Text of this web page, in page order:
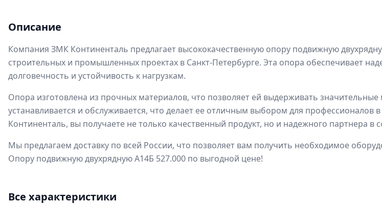
Описание
Компания ЗМК Континенталь предлагает высококачественную опору подвижную
строительных и промышленных проектах в Санкт-Петербурге. Эта опора обеспечивает
долговечность и устойчивость к нагрузкам.
Опора изготовлена из прочных материалов, что позволяет ей выдерживать значительные
устанавливается и обслуживается, что делает ее отличным выбором для профессионалов
Континенталь, вы получаете не только качественный продукт, но и надежного партнера в
Мы предлагаем доставку по всей России, что позволяет вам получить необходимое
Опору подвижную двухрядную А14Б 527.000 по выгодной цене!
Все характеристики